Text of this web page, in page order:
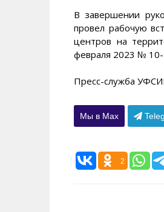
В завершении
провел рабочую
центров на
февраля 2023 №
Пресс-служба
Мы в Max
2